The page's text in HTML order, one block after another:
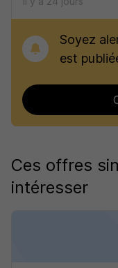
Soyez
est
Ces offres
intéresser